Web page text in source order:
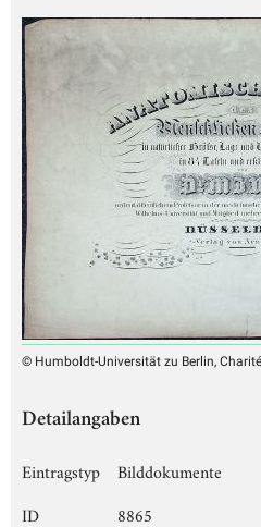
© Humboldt-Universität zu Berlin,
Detailangaben
Eintragstyp
Bilddokumente
ID
8865